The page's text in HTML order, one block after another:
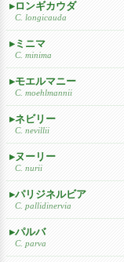
ロンギカウダ
C. longicauda
ミニマ
C. minima
モエルマニー
C. moehlmannii
ネビリー
C. nevillii
ヌーリー
C. nurii
パリジネルビア
C. pallidinervia
パルバ
C. parva